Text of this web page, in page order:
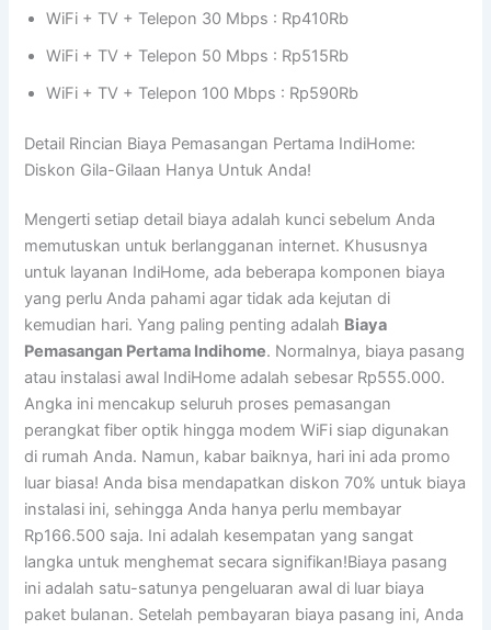
WiFi + TV + Telepon 30 Mbps : Rp410Rb
WiFi + TV + Telepon 50 Mbps : Rp515Rb
WiFi + TV + Telepon 100 Mbps : Rp590Rb
Detail Rincian Biaya Pemasangan Pertama IndiHome:
Diskon Gila-Gilaan Hanya Untuk Anda!
Mengerti setiap detail biaya adalah kunci sebelum Anda
memutuskan untuk berlangganan internet. Khususnya
untuk layanan IndiHome, ada beberapa komponen biaya
yang perlu Anda pahami agar tidak ada kejutan di
kemudian hari. Yang paling penting adalah Biaya
Pemasangan Pertama Indihome. Normalnya, biaya pasang
atau instalasi awal IndiHome adalah sebesar Rp555.000.
Angka ini mencakup seluruh proses pemasangan
perangkat fiber optik hingga modem WiFi siap digunakan
di rumah Anda. Namun, kabar baiknya, hari ini ada promo
luar biasa! Anda bisa mendapatkan diskon 70% untuk biaya
instalasi ini, sehingga Anda hanya perlu membayar
Rp166.500 saja. Ini adalah kesempatan yang sangat
langka untuk menghemat secara signifikan!Biaya pasang
ini adalah satu-satunya pengeluaran awal di luar biaya
paket bulanan. Setelah pembayaran biaya pasang ini, Anda